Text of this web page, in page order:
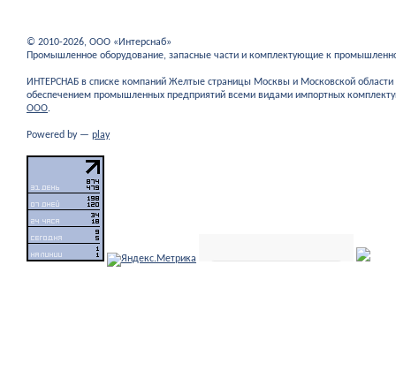
© 2010-2026, ООО «Интерснаб»
Промышленное оборудование, запасные части и комплектующие к
ИНТЕРСНАБ в списке компаний Желтые страницы Москвы и Московской
обеспечением промышленных предприятий всеми видами импортных
ООО.
Powered by — play